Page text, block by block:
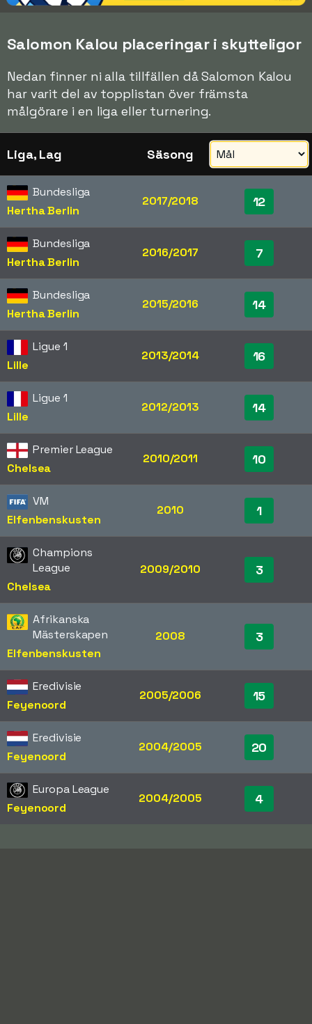
Salomon Kalou placeringar i skytteligor
Nedan finner ni alla tillfällen då Salomon Kalou
har varit del av topplistan över främsta
målgörare i en liga eller turnering.
Liga, Lag Säsong
Bundesliga
Hertha Berlin
2017/2018 12
Bundesliga
Hertha Berlin
2016/2017 7
Bundesliga
Hertha Berlin
2015/2016 14
Ligue 1
Lille
2013/2014 16
Ligue 1
Lille
2012/2013 14
Premier League
Chelsea
2010/2011 10
VM
Elfenbenskusten
2010 1
Champions
League
Chelsea
2009/2010 3
Afrikanska
Mästerskapen
Elfenbenskusten
2008 3
Eredivisie
Feyenoord
2005/2006 15
Eredivisie
Feyenoord
2004/2005 20
Europa League
Feyenoord
2004/2005 4